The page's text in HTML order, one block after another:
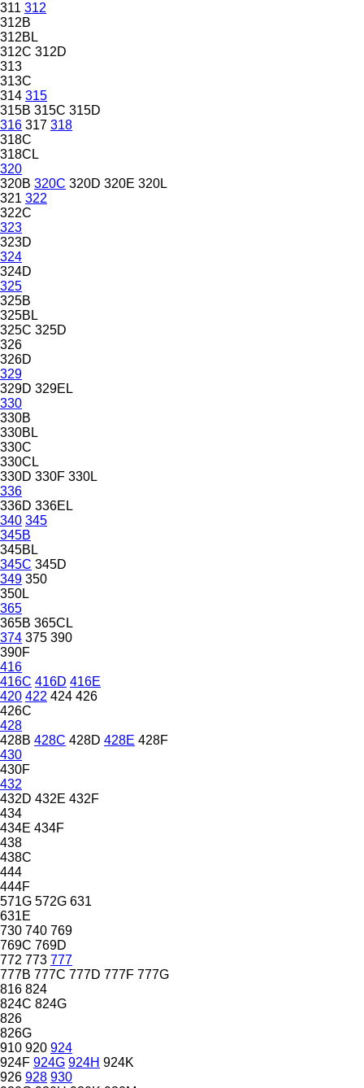
311 312
312B
312BL
312C 312D
313
313C
314 315
315B 315C 315D
316 317 318
318C
318CL
320
320B 320C 320D 320E 320L
321 322
322C
323
323D
324
324D
325
325B
325BL
325C 325D
326
326D
329
329D 329EL
330
330B
330BL
330C
330CL
330D 330F 330L
336
336D 336EL
340 345
345B
345BL
345C 345D
349 350
350L
365
365B 365CL
374 375 390
390F
416
416C 416D 416E
420 422 424 426
426C
428
428B 428C 428D 428E 428F
430
430F
432
432D 432E 432F
434
434E 434F
438
438C
444
444F
571G 572G 631
631E
730 740 769
769C 769D
772 773 777
777B 777C 777D 777F 777G
816 824
824C 824G
826
826G
910 920 924
924F 924G 924H 924K
926 928 930